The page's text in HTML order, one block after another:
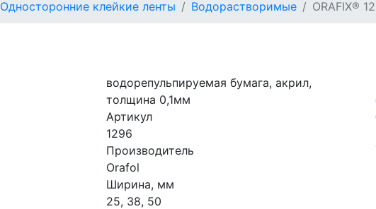
Односторонние клейкие ленты Водорастворимые ORAFIX®
водорепульпируемая бумага, акрил,
толщина 0,1мм
Артикул
1296
Производитель
Orafol
Ширина, мм
25, 38, 50